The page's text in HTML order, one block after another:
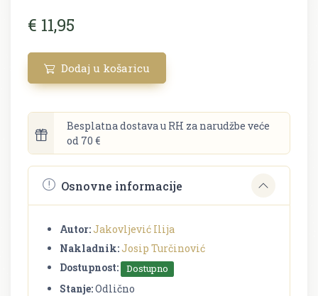
€ 11,95
Dodaj u košaricu
Besplatna dostava u RH za narudžbe veće
od 70 €
Osnovne informacije
Autor:Jakovljević Ilija
Nakladnik:Josip Turčinović
Dostupnost:
Dostupno
Stanje:Odlično